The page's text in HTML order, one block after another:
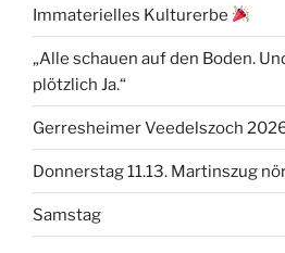
Immaterielles Kulturerbe
„Alle schauen auf den Boden.
plötzlich Ja.“
Gerresheimer Veedelszoch
Donnerstag 11.13. Martinszug
Samstag